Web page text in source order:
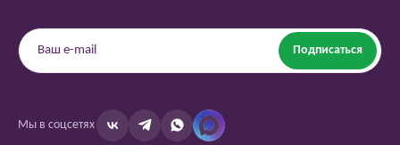
Подписаться
Мы в соцсетях